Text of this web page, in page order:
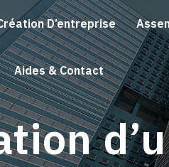
D’entreprise
Aides & Contact